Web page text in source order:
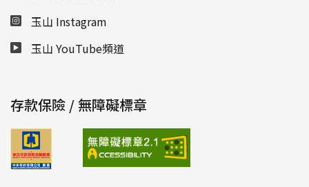
玉山 Instagram
玉山 YouTube頻道
存款保險 / 無障礙標章